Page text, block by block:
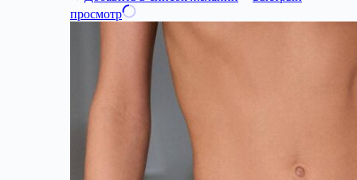
просмотр